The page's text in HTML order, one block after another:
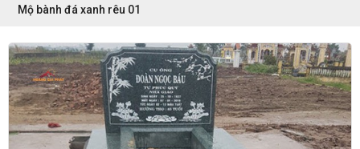
Mộ bành đá xanh rêu 01